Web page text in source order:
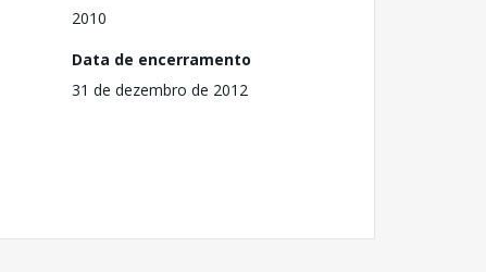
2010
Data de encerramento
31 de dezembro de 2012